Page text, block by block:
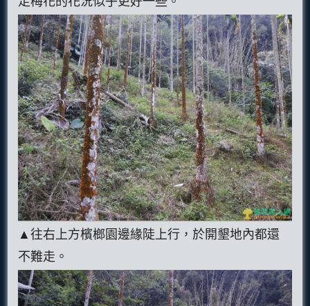
▲往右上方檳榔園邊緣陡上行，於開墾地內都還
不難走。